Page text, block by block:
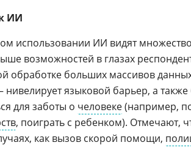
ИИ
использовании ИИ видят
возможностей в глазах
обработке больших массивов
нивелирует языковой барьер, а
для заботы о человеке(например,
, поиграть с ребенком). Отмечают,
как вызов скорой помощи,